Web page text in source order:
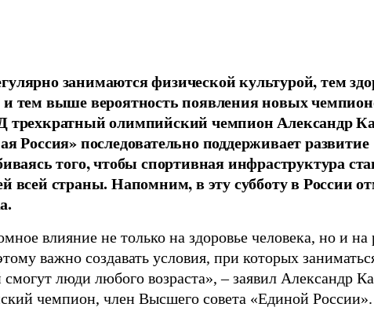
занимаются физической культурой, тем
и тем выше вероятность появления новых
трехкратный олимпийский чемпион Александр
Россия» последовательно поддерживает развитие
того, чтобы спортивная инфраструктура
всей страны. Напомним, в эту субботу в России
влияние не только на здоровье человека, но и на
важно создавать условия, при которых
смогут люди любого возраста», – заявил Александр
чемпион, член Высшего совета «Единой России».